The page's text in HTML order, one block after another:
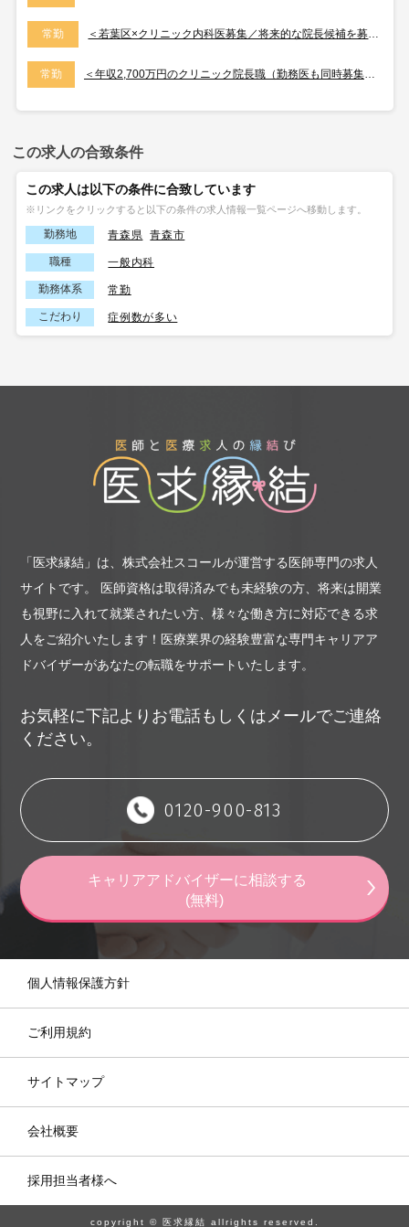
常勤 ＜若葉区×クリニック内科医募集／将来的な院長候補を募集しております＞
常勤 ＜年収2,700万円のクリニック院長職（勤務医も同時募集）／整形専門医必須／中原区のクリニック／外来のみで土日祝やお休みです◎＞
この求人の合致条件
この求人は以下の条件に合致しています
※リンクをクリックすると以下の条件の求人情報一覧ページへ移動します。
勤務地 青森県 青森市
職種 一般内科
勤務体系 常勤
こだわり 症例数が多い
「医求縁結」は、株式会社スコールが運営する医師専門の求人
サイトです。
医師資格は取得済みでも未経験の方、将来は開業
も視野に入れて就業されたい方、様々な働き方に対応できる求
人をご紹介いたします！ 医療業界の経験豊富な専門キャリアア
ドバイザーがあなたの転職をサポートいたします。
お気軽に下記よりお電話もしくはメールでご連絡
ください。
0120-900-813
キャリアアドバイザーに相談する
(無料)
個人情報保護方針
ご利用規約
サイトマップ
会社概要
採用担当者様へ
copyright © 医求縁結 allrights reserved.